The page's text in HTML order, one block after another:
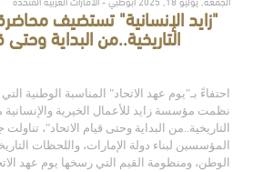
"زايد الإنسانية" تستضيف
التاريخية..من البداية وحتى
نظمت مؤسسة زايد للأعمال الخيرية
التاريخية..من البداية وحتى قيام الاتحاد"، تناولت
المؤسسين لبناء دولة الإمارات، واللحظات
الوطن، ومنظومة القيم التي رسخها يوم عهد